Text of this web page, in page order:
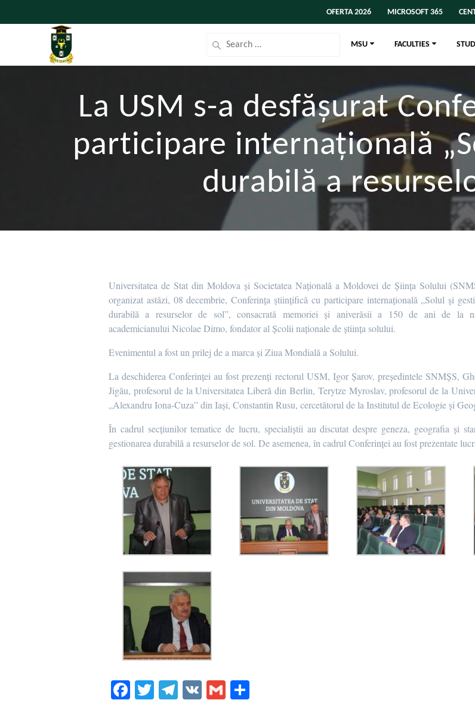
OFERTA 2026 MICROSOFT 365
MSU FACULTIES
La USM s-a desfășurat
participare internațională
durabilă a
Universitatea de Stat din Moldova și Societatea Națională a Moldovei de Șiința Solului
organizat astăzi, 08 decembrie, Conferința științifică cu participare internațională „Solul și
durabilă a resurselor de sol”, consacrată memoriei și aniverăsii a 150 de ani de la
academicianului Nicolae Dimo, fondator al Școlii naționale de știința solului.
Evenimentul a fost un prilej de a marca și Ziua Mondială a Solului.
La deschiderea Conferinței au fost prezenți rectorul USM, Igor Șarov, președintele SNMȘS,
Jigău, profesorul de la Universitatea Liberă din Berlin, Terytze Myroslav, profesorul de la
„Alexandru Iona-Cuza” din Iași, Constantin Rusu, cercetătorul de la Institutul de Ecologie și
În cadrul secțiunilor tematice de lucru, specialiștii au discutat despre geneza, geografia și
gestionarea durabilă a resurselor de sol. De asemenea, în cadrul Conferinței au fost prezentate
Fa T Te V G